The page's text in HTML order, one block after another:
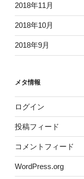
2018年11月
2018年10月
2018年9月
メタ情報
ログイン
投稿フィード
コメントフィード
WordPress.org